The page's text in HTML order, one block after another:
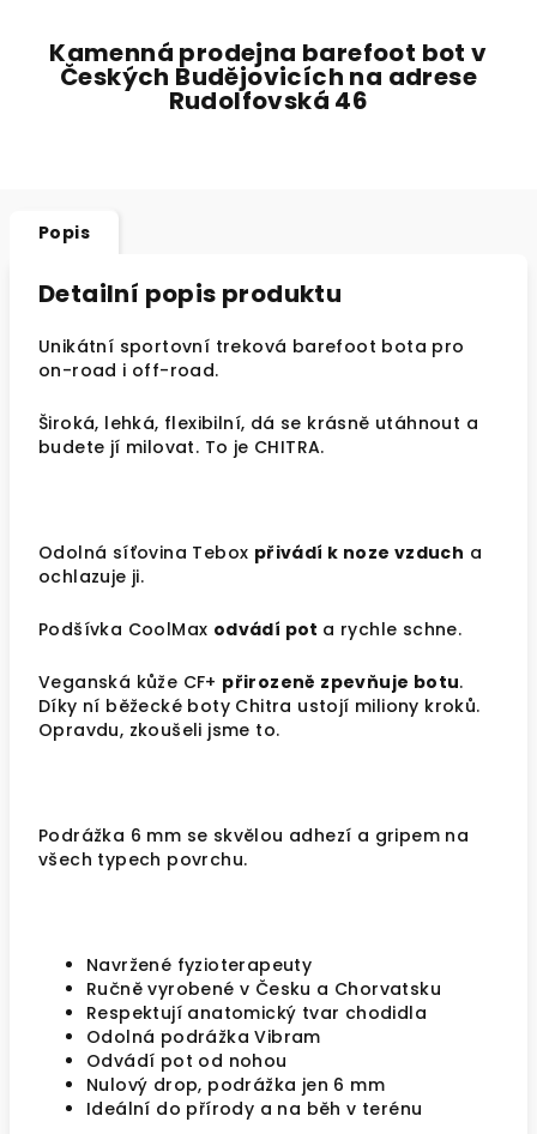
Kamenná prodejna barefoot bot v
Českých Budějovicích na adrese
Rudolfovská 46
Popis
Detailní popis produktu
Unikátní sportovní treková barefoot bota pro
on-road i off-road.
Široká, lehká, flexibilní, dá se krásně utáhnout a
budete jí milovat. To je CHITRA.
Odolná síťovina Tebox přivádí k noze vzduch a
ochlazuje ji.
Podšívka CoolMax odvádí pot a rychle schne.
Veganská kůže CF+ přirozeně zpevňuje botu.
Díky ní běžecké boty Chitra ustojí miliony kroků.
Opravdu, zkoušeli jsme to.
Podrážka 6 mm se skvělou adhezí a gripem na
všech typech povrchu.
Navržené fyzioterapeuty
Ručně vyrobené v Česku a Chorvatsku
Respektují anatomický tvar chodidla
Odolná podrážka Vibram
Odvádí pot od nohou
Nulový drop, podrážka jen 6 mm
Ideální do přírody a na běh v terénu